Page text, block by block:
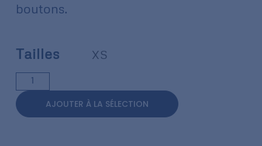
boutons.
Tailles XS
AJOUTER À LA SÉLECTION